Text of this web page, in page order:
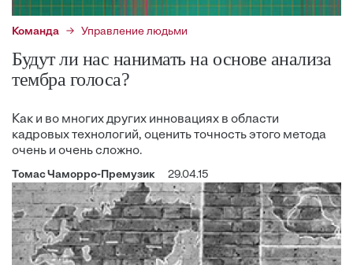
Команда Управление людьми
Будут ли нас нанимать на основе анализа
тембра голоса?
Как и во многих других инновациях в области
кадровых технологий, оценить точность этого метода
очень и очень сложно.
Томас Чаморро-Премузик 29.04.15